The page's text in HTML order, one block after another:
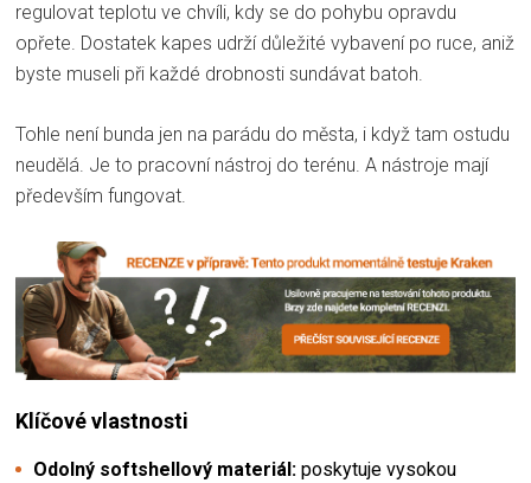
regulovat teplotu ve chvíli, kdy se do pohybu opravdu
opřete. Dostatek kapes udrží důležité vybavení po ruce, aniž
byste museli při každé drobnosti sundávat batoh.
Tohle není bunda jen na parádu do města, i když tam ostudu
neudělá. Je to pracovní nástroj do terénu. A nástroje mají
především fungovat.
Klíčové vlastnosti
Odolný softshellový materiál: poskytuje vysokou